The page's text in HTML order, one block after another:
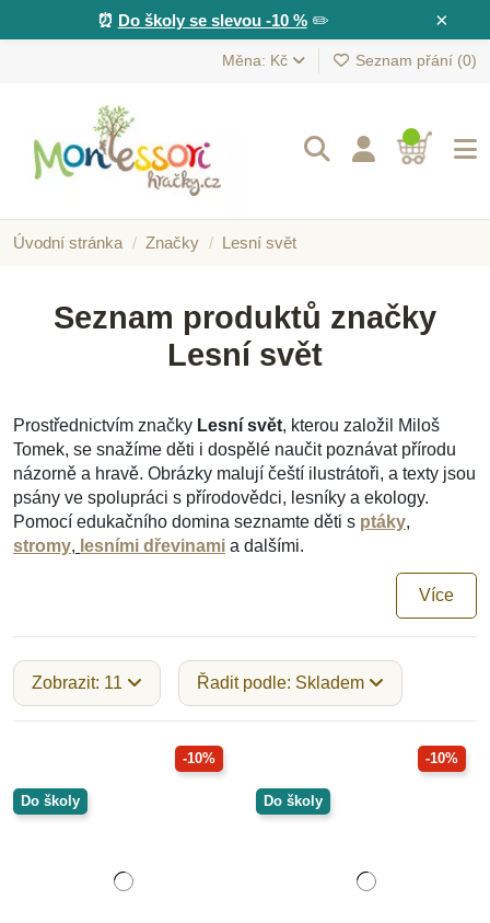
×
⏰ Do školy se slevou -10 %✏️
Měna: Kč Seznam přání (0)
Úvodní stránka Značky Lesní svět
Seznam produktů značky
Lesní svět
Prostřednictvím značky Lesní svět, kterou založil Miloš
Tomek, se snažíme děti i dospělé naučit poznávat přírodu
názorně a hravě. Obrázky malují čeští ilustrátoři, a texty jsou
psány ve spolupráci s přírodovědci, lesníky a ekology.
Pomocí edukačního domina seznamte děti s ptáky,
stromy, lesními dřevinami a dalšími.
Více
Zobrazit: 11 Řadit podle: Skladem
-10%
Do školy
-10%
Do školy